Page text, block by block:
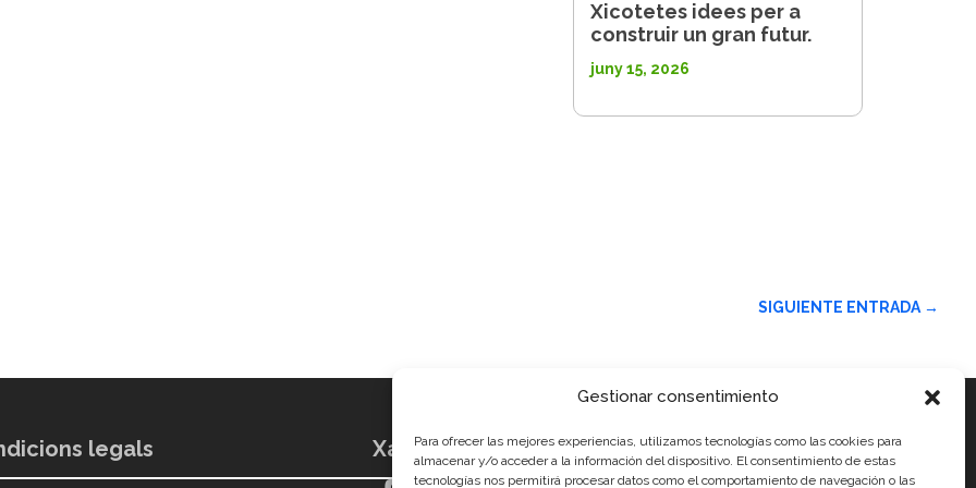
Gestionar consentimiento
Para ofrecer las mejores experiencias, utilizamos tecnologías como las cookies para
almacenar y/o acceder a la información del dispositivo. El consentimiento de estas
tecnologías nos permitirá procesar datos como el comportamiento de navegación o las
Xicotetes idees per a
construir un gran futur.
juny 15, 2026
SIGUIENTE ENTRADA →
legals Xarxes socials